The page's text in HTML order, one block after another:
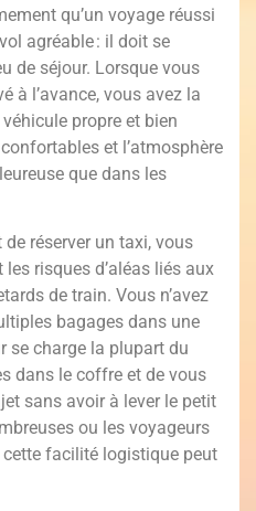
qu’un voyage réussi
agréable : il doit se
de séjour. Lorsque vous
à l’avance, vous avez la
propre et bien
et l’atmosphère
que dans les
réserver un taxi, vous
risques d’aléas liés aux
de train. Vous n’avez
bagages dans une
se charge la plupart du
dans le coffre et de vous
sans avoir à lever le petit
ou les voyageurs
facilité logistique peut